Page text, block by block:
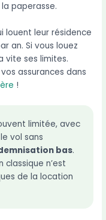
paperasse.
louent leur résidence
an. Si vous louez
vite ses limites.
assurances dans
!
limitée, avec
vol sans
bas.
n’est
de la location